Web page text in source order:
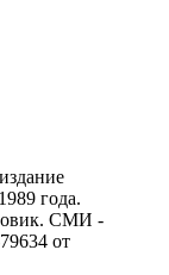
года.
CМИ -
от